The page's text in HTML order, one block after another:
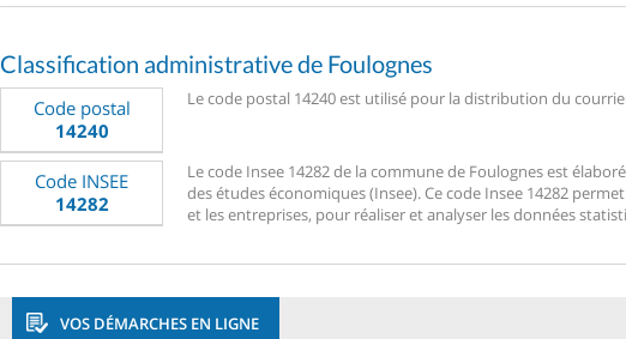
Classification administrative de Foulognes
Code postal
14240
Le code postal 14240 est utilisé pour la distribution du
Code INSEE
14282
Le code Insee 14282 de la commune de Foulognes est
des études économiques (Insee). Ce code Insee 14282
et les entreprises, pour réaliser et analyser les données
VOS DÉMARCHES EN LIGNE